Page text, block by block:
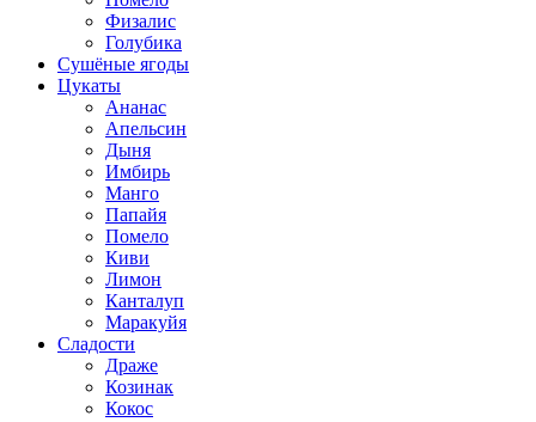
Физалис
Голубика
Сушёные ягоды
Цукаты
Ананас
Апельсин
Дыня
Имбирь
Манго
Папайя
Помело
Киви
Лимон
Канталуп
Маракуйя
Сладости
Драже
Козинак
Кокос